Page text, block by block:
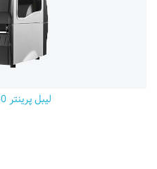
لیبل پرینتر Zebra ZT230